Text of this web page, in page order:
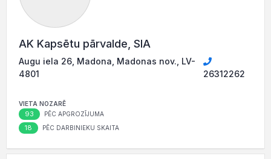
AK Kapsētu pārvalde, SIA
Augu iela 26, Madona, Madonas nov., LV-
4801
26312262
VIETA NOZARĒ
93 PĒC APGROZĪJUMA
18 PĒC DARBINIEKU SKAITA